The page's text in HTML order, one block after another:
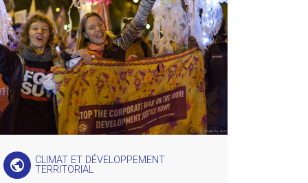
public
CLIMAT ET DÉVELOPPEMENT
TERRITORIAL